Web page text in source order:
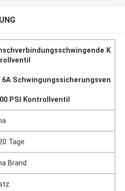
K
6A Schwingungssicherungsven
PSI Kontrollventil
Tage
Brand